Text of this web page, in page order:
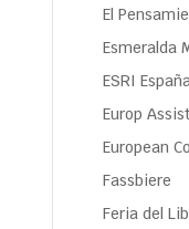
El
Esmeralda
ESRI
Europ
European
Fassbiere
Feria del